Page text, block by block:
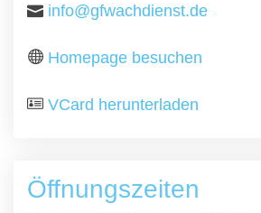
info@gfwachdienst.de
Homepage besuchen
VCard herunterladen
Öffnungszeiten